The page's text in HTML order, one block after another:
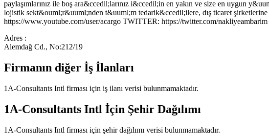
paylaşımlarınız ile boş ara&ccedil;larınız i&ccedil;in en yakın ve size en uygun
lojistik sekt&ouml;r&uuml;nden t&uuml;m tedarik&ccedil;ilere, dış ticaret
https://www.youtube.com/user/acargo TWITTER: https://twitter.com/nakliyeambarim
Adres :
Alemdağ Cd., No:212/19
Firmanın diğer İş İlanları
1A-Consultants Intl firması için iş ilanı verisi bulunmamaktadır.
1A-Consultants Intl İçin Şehir Dağılımı
1A-Consultants Intl firması için şehir dağılımı verisi bulunmamaktadır.